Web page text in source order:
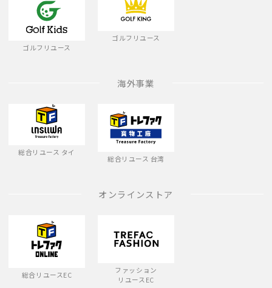
ゴルフリユース
ゴルフリユース
海外事業
総合リユース タイ
総合リユース 台湾
オンラインストア
総合リユースEC
ファッション
リユースEC